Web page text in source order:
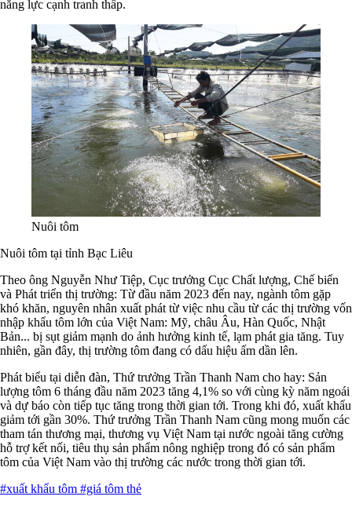
năng lực cạnh tranh thấp.
Nuôi tôm
Nuôi tôm tại tỉnh Bạc Liêu
Theo ông Nguyễn Như Tiệp, Cục trưởng Cục Chất lượng, Chế biến
và Phát triển thị trường: Từ đầu năm 2023 đến nay, ngành tôm gặp
khó khăn, nguyên nhân xuất phát từ việc nhu cầu từ các thị trường vốn
nhập khẩu tôm lớn của Việt Nam: Mỹ, châu Âu, Hàn Quốc, Nhật
Bản... bị sụt giảm mạnh do ảnh hưởng kinh tế, lạm phát gia tăng. Tuy
nhiên, gần đây, thị trường tôm đang có dấu hiệu ấm dần lên.
Phát biểu tại diễn đàn, Thứ trưởng Trần Thanh Nam cho hay: Sản
lượng tôm 6 tháng đầu năm 2023 tăng 4,1% so với cùng kỳ năm ngoái
và dự báo còn tiếp tục tăng trong thời gian tới. Trong khi đó, xuất khẩu
giảm tới gần 30%. Thứ trưởng Trần Thanh Nam cũng mong muốn các
tham tán thương mại, thương vụ Việt Nam tại nước ngoài tăng cường
hỗ trợ kết nối, tiêu thụ sản phẩm nông nghiệp trong đó có sản phẩm
tôm của Việt Nam vào thị trường các nước trong thời gian tới.
#xuất khẩu tôm #giá tôm thẻ